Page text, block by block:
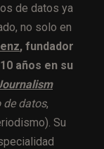
de datos ya
no solo en
, fundador
años en su
de datos,
Su